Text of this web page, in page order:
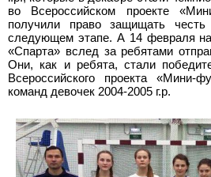
во Всероссийском проекте
получили право защищать
следующем этапе. А 14 февраля
«Спарта» вслед за ребятами
Они, как и ребята, стали
Всероссийского проекта
команд девочек 2004-2005 г.р.